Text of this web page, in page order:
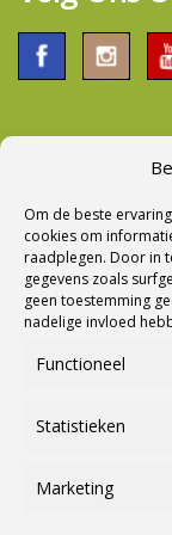
Om de beste
cookies om
raadplegen. Door in
gegevens zoals
geen toestemming
nadelige invloed
Functioneel
Statistieken
Marketing